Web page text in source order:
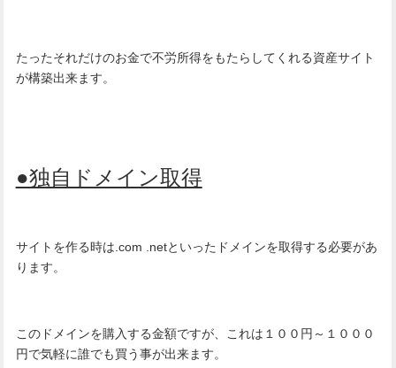
たったそれだけのお金で不労所得をもたらしてくれる資産サイト
が構築出来ます。
●独自ドメイン取得
サイトを作る時は.com .netといったドメインを取得する必要があ
ります。
このドメインを購入する金額ですが、これは１００円～１０００
円で気軽に誰でも買う事が出来ます。